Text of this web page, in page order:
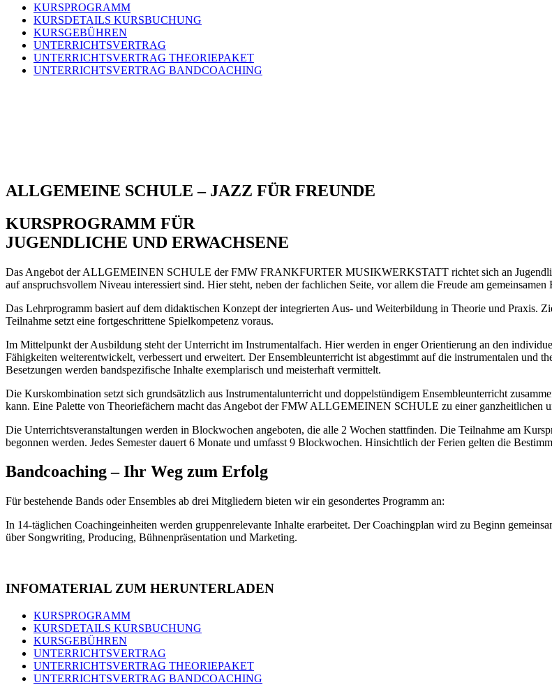
KURSPROGRAMM
KURSDETAILS KURSBUCHUNG
KURSGEBÜHREN
UNTERRICHTSVERTRAG
UNTERRICHTSVERTRAG THEORIEPAKET
UNTERRICHTSVERTRAG BANDCOACHING
ALLGEMEINE SCHULE – JAZZ FÜR FREUNDE
KURSPROGRAMM FÜR
JUGENDLICHE UND ERWACHSENE
Das Angebot der ALLGEMEINEN SCHULE der FMW FRANKFURTER MUSIKWERKSTATT richtet sich an
auf anspruchsvollem Niveau interessiert sind. Hier steht, neben der fachlichen Seite, vor allem die Freude am
Das Lehrprogramm basiert auf dem didaktischen Konzept der integrierten Aus- und Weiterbildung in Theorie und Praxis.
Teilnahme setzt eine fortgeschrittene Spielkompetenz voraus.
Im Mittelpunkt der Ausbildung steht der Unterricht im Instrumentalfach. Hier werden in enger Orientierung an den
Fähigkeiten weiterentwickelt, verbessert und erweitert. Der Ensembleunterricht ist abgestimmt auf die instrumentalen und
Besetzungen werden bandspezifische Inhalte exemplarisch und meisterhaft vermittelt.
Die Kurskombination setzt sich grundsätzlich aus Instrumentalunterricht und doppelstündigem Ensembleunterricht
kann. Eine Palette von Theoriefächern macht das Angebot der FMW ALLGEMEINEN SCHULE zu einer ganzheitlichen
Die Unterrichtsveranstaltungen werden in Blockwochen angeboten, die alle 2 Wochen stattfinden. Die Teilnahme am
begonnen werden. Jedes Semester dauert 6 Monate und umfasst 9 Blockwochen. Hinsichtlich der Ferien gelten die
Bandcoaching – Ihr Weg zum Erfolg
Für bestehende Bands oder Ensembles ab drei Mitgliedern bieten wir ein gesondertes Programm an:
In 14-täglichen Coachingeinheiten werden gruppenrelevante Inhalte erarbeitet. Der Coachingplan wird zu Beginn
über Songwriting, Producing, Bühnenpräsentation und Marketing.
INFOMATERIAL ZUM HERUNTERLADEN
KURSPROGRAMM
KURSDETAILS KURSBUCHUNG
KURSGEBÜHREN
UNTERRICHTSVERTRAG
UNTERRICHTSVERTRAG THEORIEPAKET
UNTERRICHTSVERTRAG BANDCOACHING